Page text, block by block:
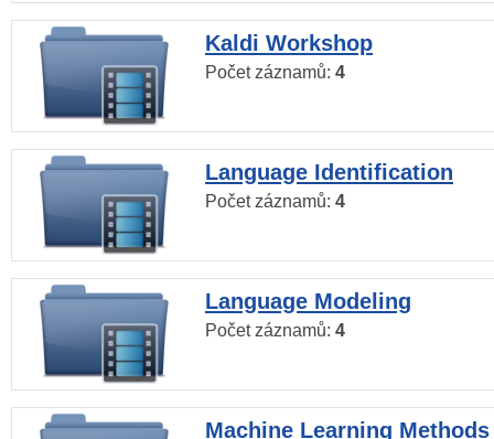
Kaldi Workshop
Počet záznamů: 4
Language Identification
Počet záznamů: 4
Language Modeling
Počet záznamů: 4
Machine Learning